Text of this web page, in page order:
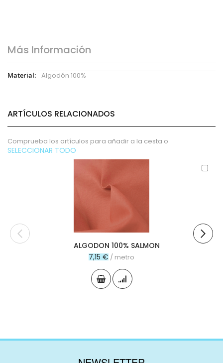
Más Información
Más
Algodón 100%
ARTÍCULOS RELACIONADOS
Comprueba los artículos para añadir a la cesta o
SELECCIONAR TODO
ALGODON 100% SALMON
7,15 € / metro